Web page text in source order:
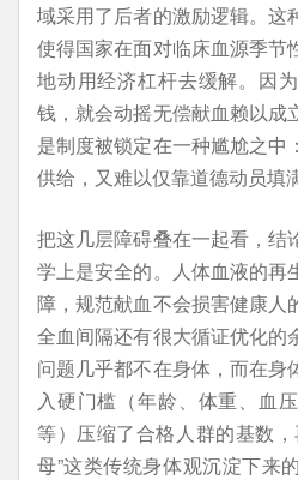
域采用了后者的激励逻辑。这
使得国家在面对临床血源季节
地动用经济杠杆去缓解。因
钱，就会动摇无偿献血赖以成
是制度被锁定在一种尴尬之中
供给，又难以仅靠道德动员填
把这几层障碍叠在一起看，结
学上是安全的。人体血液的再
障，规范献血不会损害健康人
全血间隔还有很大循证优化的
问题几乎都不在身体，而在身
入硬门槛（年龄、体重、血
等）压缩了合格人群的基数
母”这类传统身体观沉淀下来